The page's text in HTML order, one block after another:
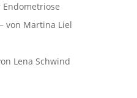
von Martina Liel
Lena Schwind